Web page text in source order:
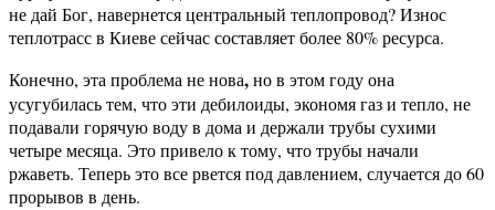
не дай Бог, навернется центральный теплопровод? Износ
теплотрасс в Киеве сейчас составляет более 80% ресурса.
Конечно, эта проблема не нова,но в этом году она
усугубилась тем, что эти дебилоиды, экономя газ и тепло, не
подавали горячую воду в дома и держали трубы сухими
четыре месяца. Это привело к тому, что трубы начали
ржаветь. Теперь это все рвется под давлением, случается до 60
прорывов в день.